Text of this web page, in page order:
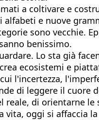
a coltivare e
e nuove
sono vecchie.
benissimo.
Lo sta già
ecosistemi e
l'incertezza,
di leggere il
reale, di orientarne
vita, oggi si affaccia